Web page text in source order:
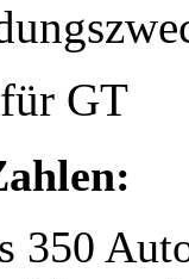
GT
350